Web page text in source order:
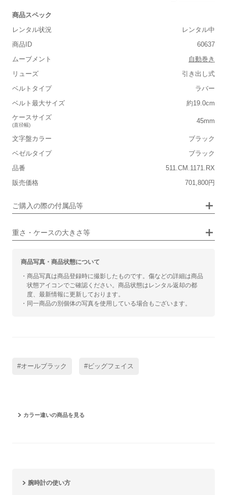
商品スペック
レンタル状況
レンタル中
商品ID
60637
ムーブメント
自動巻き
リューズ
引き出し式
ベルトタイプ
ラバー
ベルト最大サイズ
約19.0cm
ケースサイズ
(直径幅)
45mm
文字盤カラー
ブラック
ベゼルタイプ
ブラック
品番
511.CM.1171.RX
販売価格
701,800円
ご購入の際の付属品等
重さ・ケースの大きさ等
■重さ(ベルト込み)
■ケースの大きさ
小さい 大きい
■装飾感
カジュアル ビジネス
商品写真・商品状態について
・商品写真は商品登録時に撮影したものです。傷などの詳細は商品
状態アイコンでご確認ください。商品状態はレンタル返却の都
度、最新情報に更新しております。
・同一商品の別個体の写真を使用している場合もございます。
#オールブラック #ビッグフェイス
カラー違いの商品を見る
腕時計の使い方